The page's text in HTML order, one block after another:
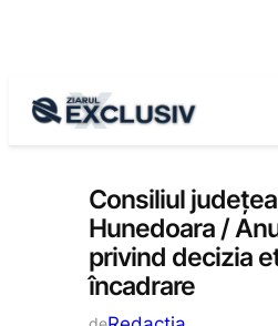
Anunțuri, Stiri la zi
Consiliul
Hunedoara /
privind decizia
încadrare